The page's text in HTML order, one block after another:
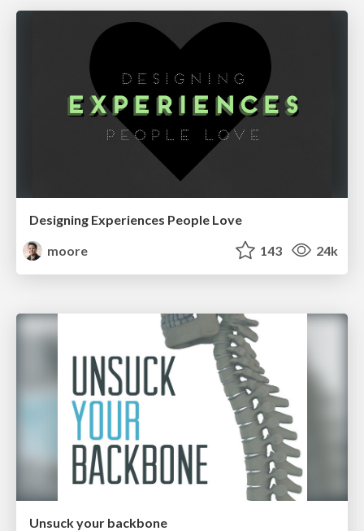
Designing Experiences People Love
moore
143 24k
Unsuck your backbone